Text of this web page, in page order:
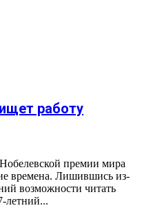
работу
премии мира
времена. Лишившись из-
возможности читать
летний...